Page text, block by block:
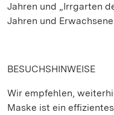
Jahren und „Irrgarten
Jahren und
BESUCHSHINWEISE
Wir empfehlen,
Maske ist ein